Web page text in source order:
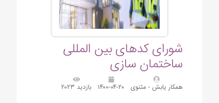
شورای کدهای بین المللی
ساختمان سازی
همکار یابش - مثنوی ۱۴۰۰-۰۴-۲۰ بازدید ۲۰۲۳